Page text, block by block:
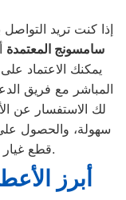
إذا كنت تريد
سامسونج المعتمدة
يمكنك الاعتماد على
المباشر مع فريق
لك الاستفسار عن
سهولة، والحصول
قطع غيار أصلية للحفاظ على أداء جهازك.
أبرز